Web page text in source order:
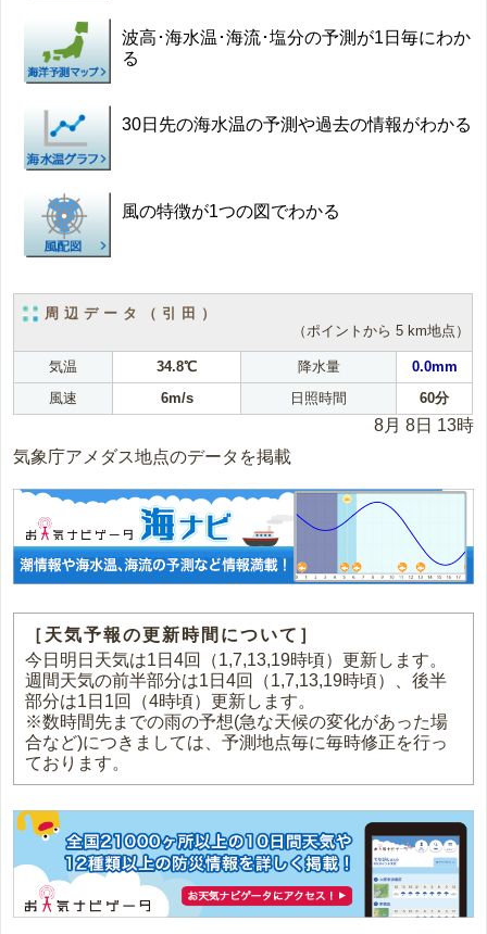
波高･海水温･海流･塩分の予測が1日毎にわか
る
30日先の海水温の予測や過去の情報がわかる
風の特徴が1つの図でわかる
周辺データ（引田）
（ポイントから 5 km地点）
気温 34.8℃ 降水量
0.0mm
風速
6m/s 日照時間 60分
8月 8日 13時
気象庁アメダス地点のデータを掲載
［天気予報の更新時間について］
今日明日天気は1日4回（1,7,13,19時頃）更新します。
週間天気の前半部分は1日4回（1,7,13,19時頃）、後半
部分は1日1回（4時頃）更新します。
※数時間先までの雨の予想(急な天候の変化があった場
合など)につきましては、予測地点毎に毎時修正を行っ
ております。